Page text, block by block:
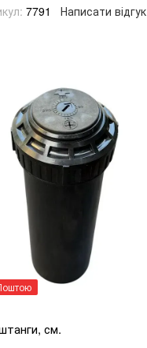
7791 Написати відгук
см.